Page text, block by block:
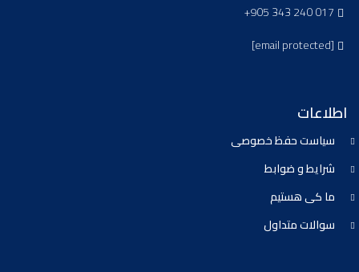
+905 343 240 017
[email protected]
اطلاعات
سیاست حفظ خصوصی
شرایط و ضوابط
ما کی هستیم
سوالات متداول